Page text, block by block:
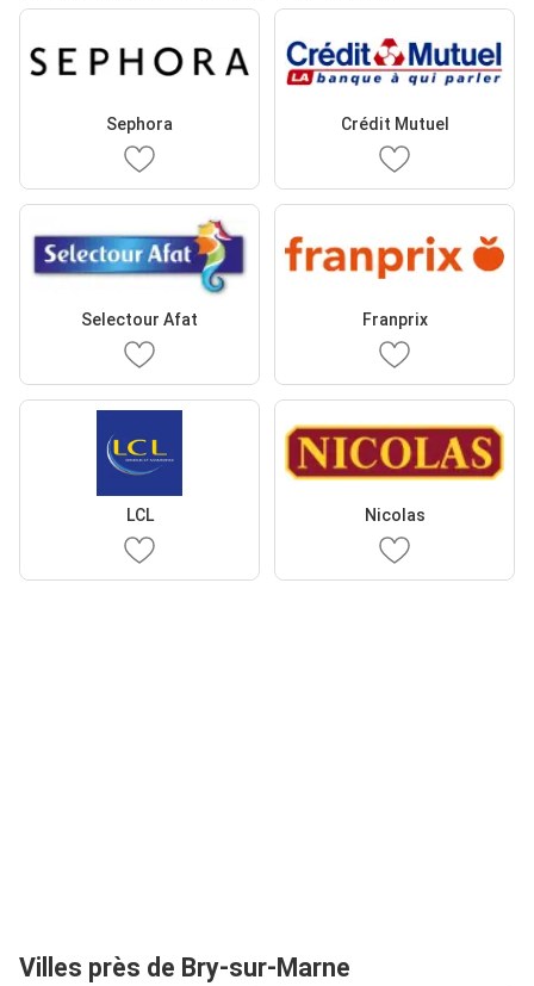
Sephora Crédit Mutuel
Selectour Afat Franprix
LCL Nicolas
Villes près de Bry-sur-Marne